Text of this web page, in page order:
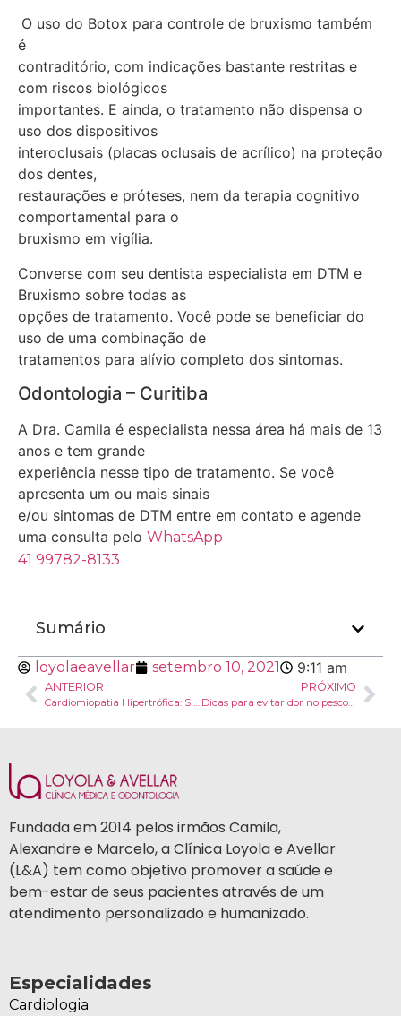
O uso do Botox para controle de bruxismo também
é
contraditório, com indicações bastante restritas e
com riscos biológicos
importantes. E ainda, o tratamento não dispensa o
uso dos dispositivos
interoclusais (placas oclusais de acrílico) na proteção
dos dentes,
restaurações e próteses, nem da terapia cognitivo
comportamental para o
bruxismo em vigília.
Converse com seu dentista especialista em DTM e
Bruxismo sobre todas as
opções de tratamento. Você pode se beneficiar do
uso de uma combinação de
tratamentos para alívio completo dos sintomas.
Odontologia – Curitiba
A Dra. Camila é especialista nessa área há mais de 13
anos e tem grande
experiência nesse tipo de tratamento. Se você
apresenta um ou mais sinais
e/ou sintomas de DTM entre em contato e agende
uma consulta pelo WhatsApp
41 99782-8133
Sumário
loyolaeavellar setembro 10, 2021 9:11 am
ANTERIOR
Cardiomiopatia Hipertrófica: Sintomas, diagnóstico e tratamento
PRÓXIMO
Dicas para evitar dor no pescoço
Fundada em 2014 pelos irmãos Camila,
Alexandre e Marcelo, a Clínica Loyola e Avellar
(L&A) tem como objetivo promover a saúde e
bem-estar de seus pacientes através de um
atendimento personalizado e humanizado.
Especialidades
Cardiologia